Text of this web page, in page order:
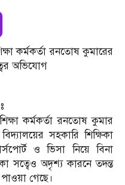
কর্মকর্তা রনতোষ কুমারের
অভিযোগ
কর্মকর্তা রনতোষ কুমার
সহকারি শিক্ষিকা
ও ভিসা নিয়ে বিনা
সত্বেও অদৃশ্য কারনে তদন্ত
গেছে।